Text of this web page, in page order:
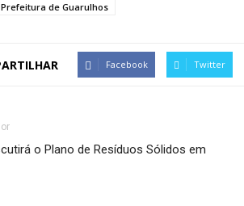
Prefeitura de Guarulhos
Facebook Twitter
o Plano de Resíduos Sólidos em